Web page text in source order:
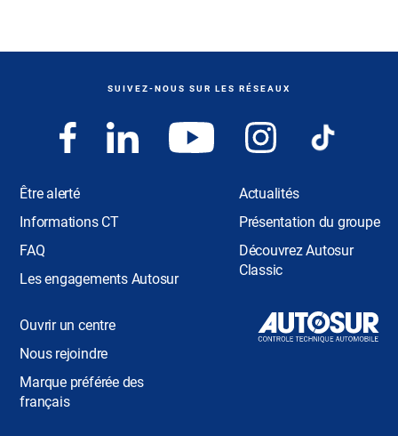
SUIVEZ-NOUS SUR LES RÉSEAUX
Être alerté
Informations CT
FAQ
Les engagements Autosur
Actualités
Présentation du groupe
Découvrez Autosur
Classic
Ouvrir un centre
Nous rejoindre
Marque préférée des
français